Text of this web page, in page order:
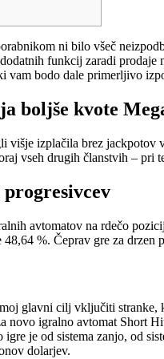
ni bilo všeč
funkcij zaradi
vam bodo dale primerljivo
boljše kvote
višje izplačila brez
vseh drugih članstvih – pri
progresivcev
avtomatov na rdečo
%. Čeprav gre za
glavni cilj vključiti stranke,
novo igralno avtomat Short
je od sistema zanjo, od
dolarjev.